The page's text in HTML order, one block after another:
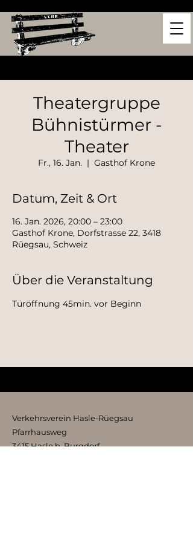
Theatergruppe
Bühnistürmer -
Theater
Fr., 16. Jan.
  |
Gasthof Krone
Datum, Zeit & Ort
16. Jan. 2026, 20:00 – 23:00
Gasthof Krone, Dorfstrasse 22, 3418
Rüegsau, Schweiz
Über die Veranstaltung
Türöffnung 45min. vor Beginn
Verkehrsverein Hasle-Rüegsau
Pfarrhausweg
3415 Hasle b. Burgdorf